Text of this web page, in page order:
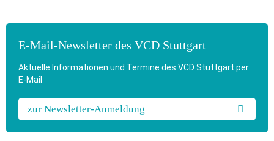
E-Mail-Newsletter des VCD Stuttgart
Aktuelle Informationen und Termine des VCD Stuttgart per
E-Mail
zur Newsletter-Anmeldung